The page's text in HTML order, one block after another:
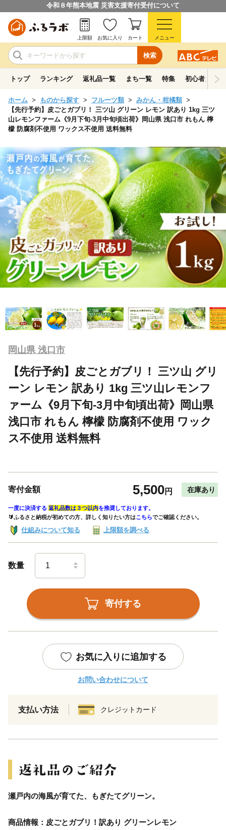
令和８年熊本地震 災害支援寄付受付について
検索
上限額 お気に入り カート メニュー
トップ ランキング 返礼品一覧 まち一覧 特集 初心者ガイド
ホーム ものから探す フルーツ類
みかん・柑橘類
【先行予約】皮ごとガブリ！ 三ツ山 グリーン レモン 訳あり 1kg 三ツ
山レモンファーム《9月下旬-3月中旬頃出荷》岡山県 浅口市 れもん 檸
檬 防腐剤不使用 ワックス不使用 送料無料
岡山県 浅口市
【先行予約】皮ごとガブリ！ 三ツ山 グリ
ーン レモン 訳あり 1kg 三ツ山レモンフ
ァーム《9月下旬-3月中旬頃出荷》岡山県
浅口市 れもん 檸檬 防腐剤不使用 ワック
ス不使用 送料無料
寄付金額 5,500円 在庫あり
一度に決済する 返礼品数は３つ以内を推奨しております。
🔰ふるさと納税が初めての方、詳しく知りたい方はこちらでご確認ください。
仕組みについて知る 上限額を調べる
数量
寄付する
お気に入りに追加する
お問い合わせについて
支払い方法 クレジットカード
瀬戸内の海風が育てた、もぎたてグリーン。
商品情報：皮ごとガブリ！訳あり グリーンレモン